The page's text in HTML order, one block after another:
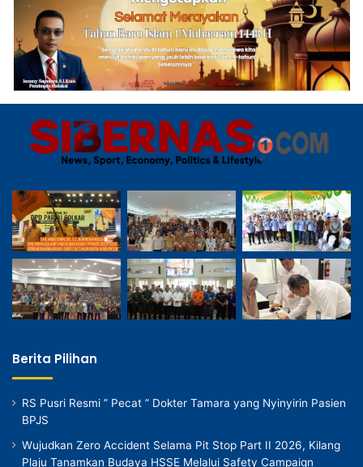
Berita Pilihan
RS Pusri Resmi ” Pecat ” Dokter Tamara yang Nyinyirin Pasien
BPJS
Wujudkan Zero Accident Selama Pit Stop Part II 2026, Kilang
Plaju Tanamkan Budaya HSSE Melalui Safety Campaign